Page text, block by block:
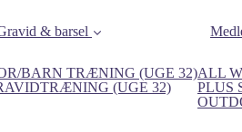
& barsel
BARN TRÆNING (UGE 32)
(UGE 32)
ALL
PLUS